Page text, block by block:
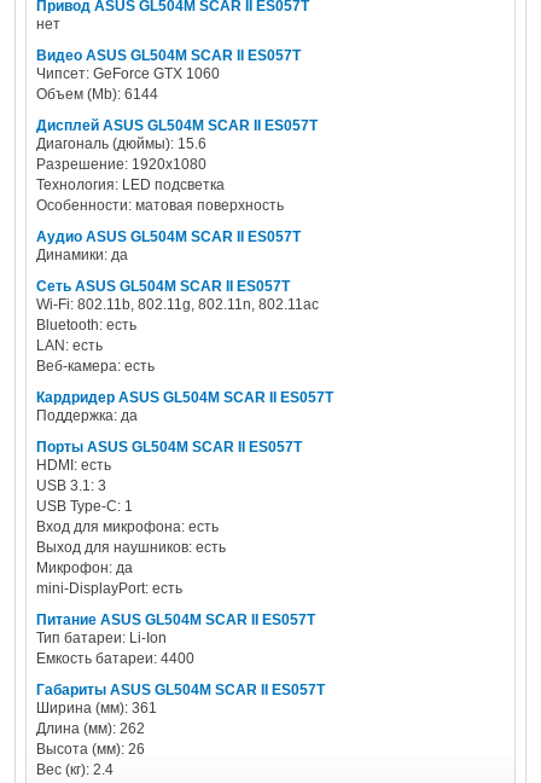
Привод ASUS GL504M SCAR II ES057T
нет
Видео ASUS GL504M SCAR II ES057T
Чипсет: GeForce GTX 1060
Объем (Mb): 6144
Дисплей ASUS GL504M SCAR II ES057T
Диагональ (дюймы): 15.6
Разрешение: 1920x1080
Технология: LED подсветка
Особенности: матовая поверхность
Аудио ASUS GL504M SCAR II ES057T
Динамики: да
Сеть ASUS GL504M SCAR II ES057T
Wi-Fi: 802.11b, 802.11g, 802.11n, 802.11ac
Bluetooth: есть
LAN: есть
Веб-камера: есть
Кардридер ASUS GL504M SCAR II ES057T
Поддержка: да
Порты ASUS GL504M SCAR II ES057T
HDMI: есть
USB 3.1: 3
USB Type-C: 1
Вход для микрофона: есть
Выход для наушников: есть
Микрофон: да
mini-DisplayPort: есть
Питание ASUS GL504M SCAR II ES057T
Тип батареи: Li-Ion
Емкость батареи: 4400
Габариты ASUS GL504M SCAR II ES057T
Ширина (мм): 361
Длина (мм): 262
Высота (мм): 26
Вес (кг): 2.4